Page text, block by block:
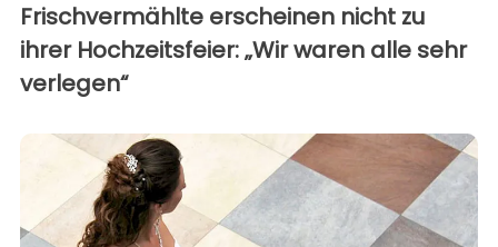
Frischvermählte erscheinen nicht zu
ihrer Hochzeitsfeier: „Wir waren alle sehr
verlegen“